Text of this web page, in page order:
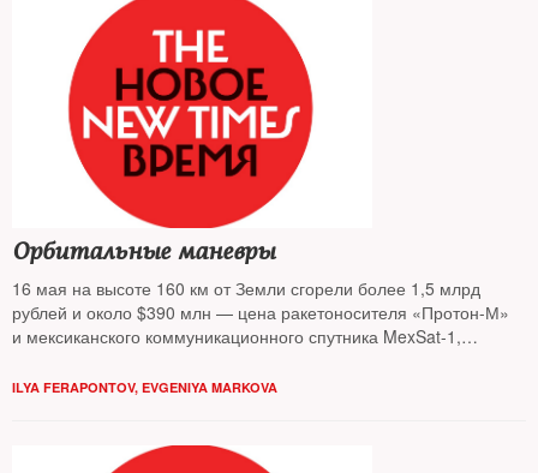
Орбитальные маневры
16 мая на высоте 160 км от Земли сгорели более 1,5 млрд
рублей и около $390 млн — цена ракетоносителя «Протон-М»
и мексиканского коммуникационного спутника MexSat-1,
кораблем «Прогресс М-27М» в плотных слоях атмосферы
ILYA FERAPONTOV, EVGENIYA MARKOVA